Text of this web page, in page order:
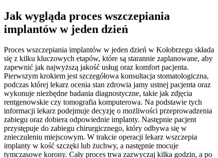
Jak wygląda proces wszczepiania
implantów w jeden dzień
Proces wszczepiania implantów w jeden dzień w Kołobrzegu składa
się z kilku kluczowych etapów, które są starannie zaplanowane, aby
zapewnić jak najwyższą jakość usług oraz komfort pacjenta.
Pierwszym krokiem jest szczegółowa konsultacja stomatologiczna,
podczas której lekarz ocenia stan zdrowia jamy ustnej pacjenta oraz
wykonuje niezbędne badania diagnostyczne, takie jak zdjęcia
rentgenowskie czy tomografia komputerowa. Na podstawie tych
informacji lekarz podejmuje decyzję o możliwości przeprowadzenia
zabiegu oraz dobiera odpowiednie implanty. Następnie pacjent
przystępuje do zabiegu chirurgicznego, który odbywa się w
znieczuleniu miejscowym. W trakcie operacji lekarz wszczepia
implanty w kość szczęki lub żuchwy, a następnie mocuje
tymczasowe korony. Cały proces trwa zazwyczaj kilka godzin, a po